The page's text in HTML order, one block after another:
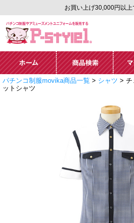
お買い上げ30,000円以上
ーズメントユニフォー
ム通販「P-style 1」.
ホーム 商品検索 マイ
パチンコ制服movika商品一覧 > シャツ > チ
ットシャツ